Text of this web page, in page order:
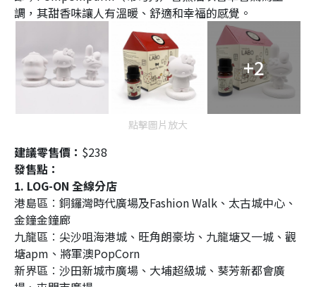
調，其甜香味讓人有溫暖、舒適和幸福的感覺。
+2
點擊圖片放大
建議零售價： $238
發售點：
1. LOG-ON 全線分店
港島區︰銅鑼灣時代廣場及Fashion Walk、太古城中心、
金鐘金鐘廊
九龍區︰尖沙咀海港城、旺角朗豪坊、九龍塘又一城、觀
塘apm、將軍澳PopCorn
新界區︰沙田新城市廣場、大埔超級城、葵芳新都會廣